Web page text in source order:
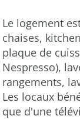
Le logement
chaises,
plaque de
Nespresso),
rangements,
Les locaux
que d'une